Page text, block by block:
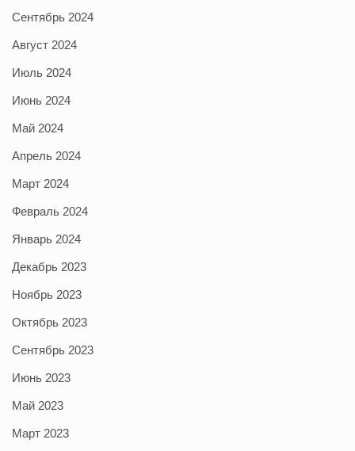
Сентябрь 2024
Август 2024
Июль 2024
Июнь 2024
Май 2024
Апрель 2024
Март 2024
Февраль 2024
Январь 2024
Декабрь 2023
Ноябрь 2023
Октябрь 2023
Сентябрь 2023
Июнь 2023
Май 2023
Март 2023